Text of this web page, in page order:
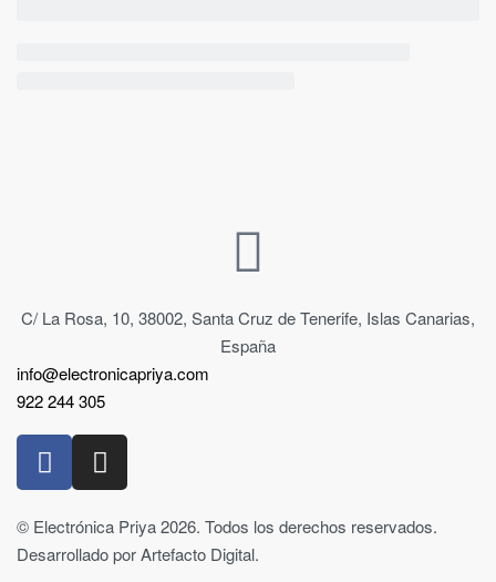
C/ La Rosa, 10, 38002, Santa Cruz de Tenerife, Islas Canarias,
España
info@electronicapriya.com
922 244 305
© Electrónica Priya 2026. Todos los derechos reservados.
Desarrollado por Artefacto Digital.